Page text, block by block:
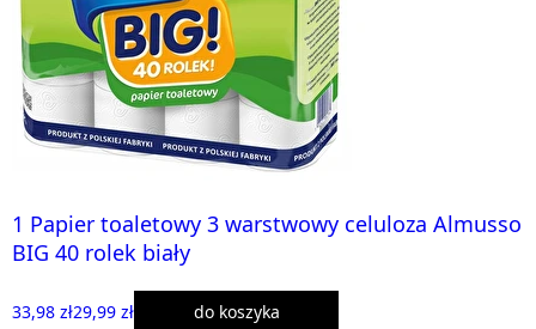
1 Papier toaletowy 3 warstwowy celuloza Almusso
BIG 40 rolek biały
33,98 zł29,99 zł do koszyka